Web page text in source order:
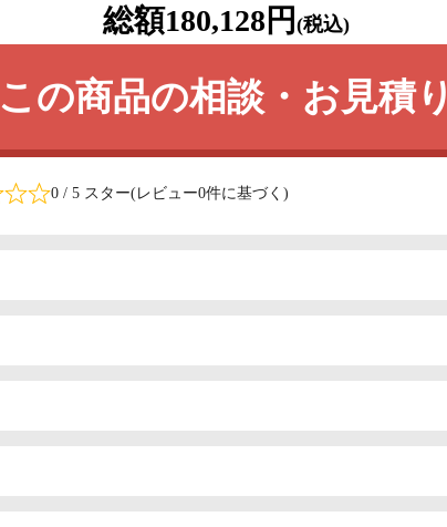
総額180,128円 (税込)
この商品の相談・お見積り
0 / 5 スター(レビュー0件に基づく)